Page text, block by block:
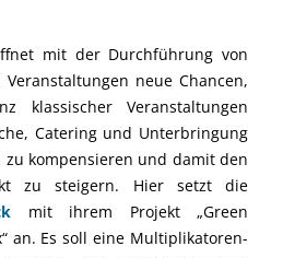
mit der Durchführung von
neue Chancen,
klassischer Veranstaltungen
Catering und Unterbringung
zu kompensieren und damit den
zu steigern. Hier setzt die
mit ihrem Projekt „Green
an. Es soll eine Multiplikatoren-